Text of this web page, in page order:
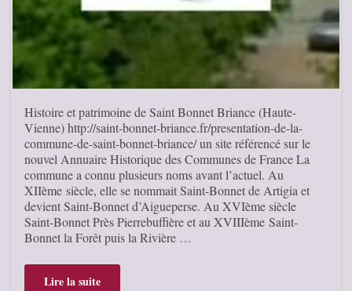
Histoire et patrimoine de Saint Bonnet Briance (Haute-
Vienne) http://saint-bonnet-briance.fr/presentation-de-la-
commune-de-saint-bonnet-briance/ un site référencé sur le
nouvel Annuaire Historique des Communes de France La
commune a connu plusieurs noms avant l’actuel. Au
XIIème siècle, elle se nommait Saint-Bonnet de Artigia et
devient Saint-Bonnet d’Aigueperse. Au XVIème siècle
Saint-Bonnet Près Pierrebuffière et au XVIIIème Saint-
Bonnet la Forêt puis la Rivière …
Lire la suite